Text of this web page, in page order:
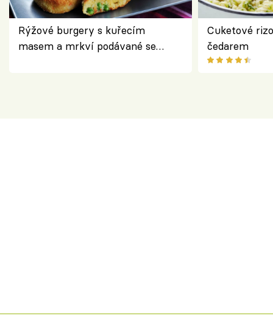
Rýžové burgery s kuřecím
masem a mrkví podávané se
Cuketové
čedarem